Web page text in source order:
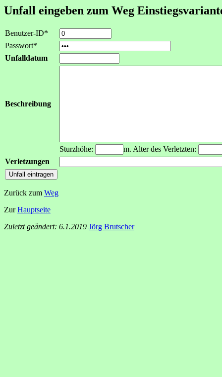
Unfall eingeben zum Weg
Benutzer-ID*
Passwort*
Unfalldatum
Beschreibung
Sturzhöhe:
m. Alter des Verletzten:
Verletzungen
Zurück zum Weg
ZurHauptseite
Zuletzt geändert: 6.1.2019 Jörg Brutscher